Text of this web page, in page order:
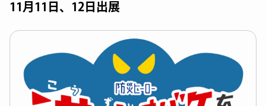
11月11日、12日出展